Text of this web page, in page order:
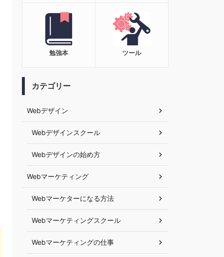
勉強本 ツール
カテゴリー
Webデザイン
Webデザインスクール
Webデザインの始め方
Webマーケティング
Webマーケターになる方法
Webマーケティングスクール
Webマーケティングの仕事